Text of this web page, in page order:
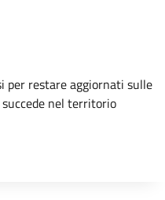
per restare aggiornati sulle
nel territorio